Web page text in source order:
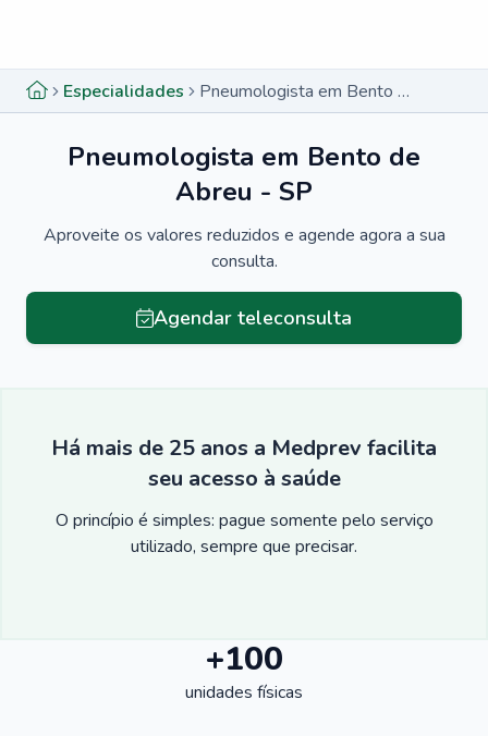
Especialidades Pneumologista em Bento de Abreu - SP
Pneumologista em Bento de
Abreu - SP
Aproveite os valores reduzidos e agende agora a sua
consulta.
Agendar teleconsulta
Há mais de 25 anos a Medprev facilita
seu acesso à saúde
O princípio é simples: pague somente pelo serviço
utilizado, sempre que precisar.
+100
unidades físicas